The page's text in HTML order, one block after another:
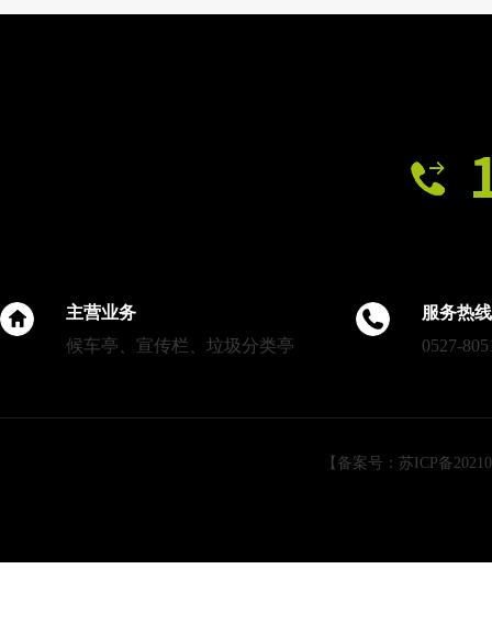
主营业务
候车亭、宣传栏、垃圾分类亭
服务热线
0527-
【备案号：苏ICP备